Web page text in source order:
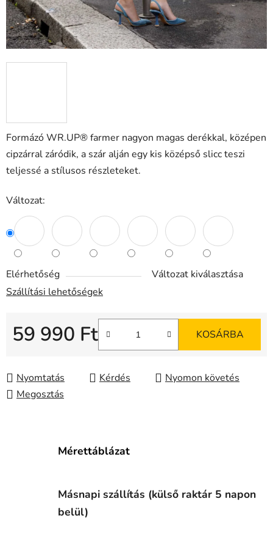
Formázó WR.UP® farmer nagyon magas derékkal, középen
cipzárral záródik, a szár alján egy kis középső slicc teszi
teljessé a stílusos részleteket.
Változat:
Elérhetőség
Változat kiválasztása
Szállítási lehetőségek
59 990 Ft KOSÁRBA
Nyomtatás Kérdés
Nyomon követés
Megosztás
Mérettáblázat
Másnapi szállítás (külső raktár 5 napon
belül)